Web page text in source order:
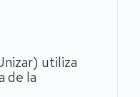
utiliza
de la